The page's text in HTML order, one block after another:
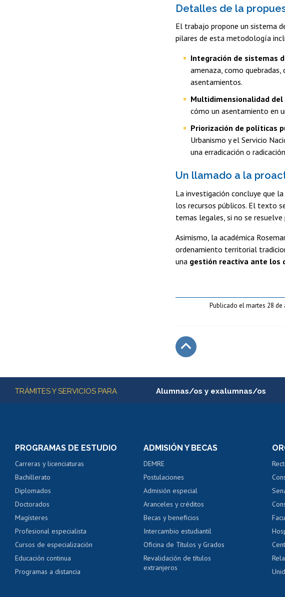
Detalles de la
El trabajo propone un sistema
pilares de esta metodología
Integración de sistemas
amenaza, como
asentamientos.
Multidimensionalidad del
cómo un asentamiento en
Priorización de políticas
Urbanismo y el Servicio
una erradicación o
Un llamado a la
La investigación concluye que
los recursos públicos. El texto
temas legales, si no se resuelve
Asimismo, la académica
ordenamiento territorial
una gestión reactiva ante los
Publicado el martes 28 de
Más información
TRÁMITES Y SERVICIOS PARA Alumnas/os y exalumnas/os
Consulta y certificado de notas
Servicio médico y dental
Pago de arancel y crédito alumnos
Pago de arancel y crédito exalumnos
Certificado de títulos y grados
PROGRAMAS DE ESTUDIO
Carreras y licenciaturas
Bachillerato
Diplomados
Doctorados
Magísteres
Profesional especialista
Cursos de especialización
Educación continua
Programas a distancia
ADMISIÓN Y BECAS
DEMRE
Postulaciones
Admisión especial
Aranceles y créditos
Becas y beneficios
Intercambio estudiantil
Oficina de Títulos y Grados
Revalidación de títulos
extranjeros